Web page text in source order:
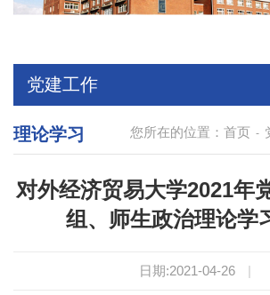
党建工作
您所在的位置： 首页 -
理论学习
对外经济贸易大学2021年
组、师生政治理论学
日期:2021-04-26 |